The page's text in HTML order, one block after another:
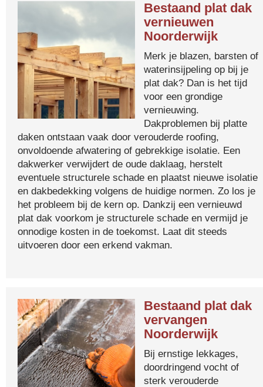
Bestaand plat dak
vernieuwen
Noorderwijk
Merk je blazen, barsten of
waterinsijpeling op bij je
plat dak? Dan is het tijd
voor een grondige
vernieuwing.
Dakproblemen bij platte
daken ontstaan vaak door verouderde roofing,
onvoldoende afwatering of gebrekkige isolatie. Een
dakwerker verwijdert de oude daklaag, herstelt
eventuele structurele schade en plaatst nieuwe isolatie
en dakbedekking volgens de huidige normen. Zo los je
het probleem bij de kern op. Dankzij een vernieuwd
plat dak voorkom je structurele schade en vermijd je
onnodige kosten in de toekomst. Laat dit steeds
uitvoeren door een erkend vakman.
Bestaand plat dak
vervangen
Noorderwijk
Bij ernstige lekkages,
doordringend vocht of
sterk verouderde